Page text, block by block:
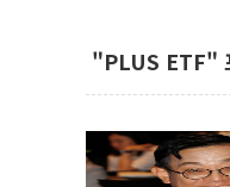
"PLUS ETF"